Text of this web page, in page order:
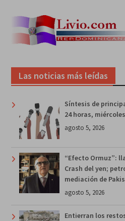
Las noticias más leídas
Síntesis de
24 horas,
agosto 5, 2026
“Efecto Ormuz”:
Crash del yen;
mediación de
agosto 5, 2026
Entierran los